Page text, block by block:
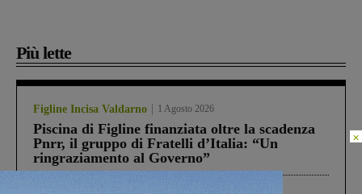
Più lette
Figline Incisa Valdarno 1 Agosto 2026
Piscina di Figline finanziata oltre la scadenza
Pnrr, il gruppo di Fratelli d’Italia: “Un
ringraziamento al Governo”
×